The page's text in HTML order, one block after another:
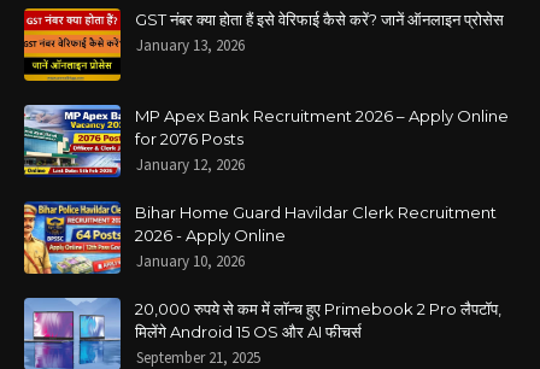
GST नंबर क्या होता हैं इसे वेरिफाई कैसे करें? जानें ऑनलाइन प्रोसेस
January 13, 2026
MP Apex Bank Recruitment 2026 – Apply Online
for 2076 Posts
January 12, 2026
Bihar Home Guard Havildar Clerk Recruitment
2026 - Apply Online
January 10, 2026
20,000 रुपये से कम में लॉन्च हुए Primebook 2 Pro लैपटॉप,
मिलेंगे Android 15 OS और AI फीचर्स
September 21, 2025